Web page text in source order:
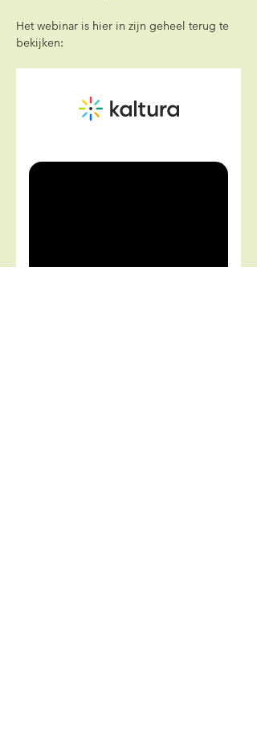
Het webinar is hier in zijn geheel terug te
bekijken: